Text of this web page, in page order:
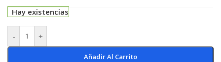
Hay existencias
- +
Añadir Al Carrito